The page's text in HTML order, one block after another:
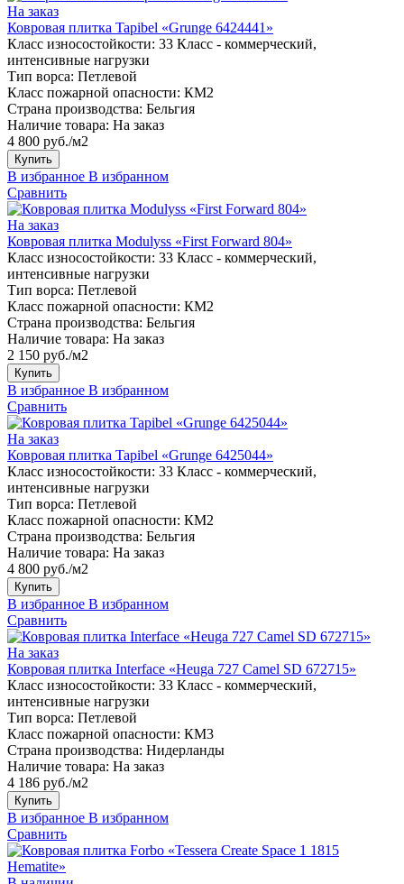
На заказ
Ковровая плитка Tapibel «Grunge 6424441»
Класс износостойкости: 33 Класс - коммерческий,
интенсивные нагрузки
Тип ворса: Петлевой
Класс пожарной опасности: КМ2
Страна производства: Бельгия
Наличие товара: На заказ
4 800 руб./м2
Купить
В избранное В избранном
Сравнить
На заказ
Ковровая плитка Modulyss «First Forward 804»
Класс износостойкости: 33 Класс - коммерческий,
интенсивные нагрузки
Тип ворса: Петлевой
Класс пожарной опасности: КМ2
Страна производства: Бельгия
Наличие товара: На заказ
2 150 руб./м2
Купить
В избранное В избранном
Сравнить
На заказ
Ковровая плитка Tapibel «Grunge 6425044»
Класс износостойкости: 33 Класс - коммерческий,
интенсивные нагрузки
Тип ворса: Петлевой
Класс пожарной опасности: КМ2
Страна производства: Бельгия
Наличие товара: На заказ
4 800 руб./м2
Купить
В избранное В избранном
Сравнить
На заказ
Ковровая плитка Interface «Heuga 727 Camel SD 672715»
Класс износостойкости: 33 Класс - коммерческий,
интенсивные нагрузки
Тип ворса: Петлевой
Класс пожарной опасности: КМ3
Страна производства: Нидерланды
Наличие товара: На заказ
4 186 руб./м2
Купить
В избранное В избранном
Сравнить